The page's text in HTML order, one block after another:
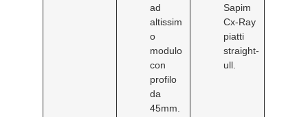
ad
altissim
o
modulo
con
profilo
da
45mm.
Sapim
Cx-Ray
piatti
straight-
ull.